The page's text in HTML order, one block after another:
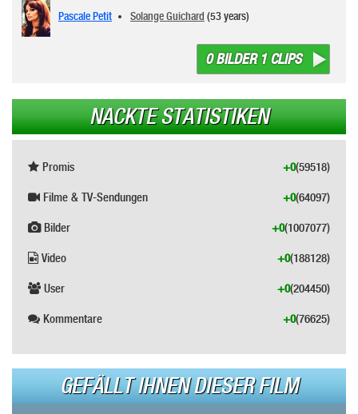
Pascale Petit Solange Guichard (53 years)
0 BILDER 1 CLIPS
NACKTE STATISTIKEN
Promis (59518)
+0
Filme & TV-Sendungen (64097)
+0
Bilder (1007077)
+0
Video (188128)
+0
User (204450)
+0
Kommentare (76625)
+0
GEFÄLLT IHNEN DIESER FILM